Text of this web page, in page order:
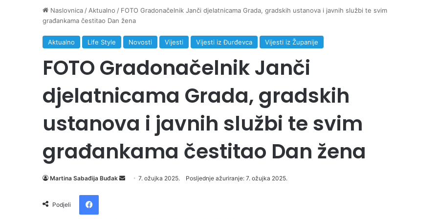
Naslovnica / Aktualno / FOTO Gradonačelnik Janči djelatnicama Grada, gradskih ustanova i javnih službi te svim
građankama čestitao Dan žena
Aktualno Life Style Novosti Vijesti Vijesti iz Đurđevca Vijesti iz Županije
FOTO Gradonačelnik Janči
djelatnicama Grada, gradskih
ustanova i javnih službi te svim
građankama čestitao Dan žena
Martina Sabađija Buđak 7. ožujka 2025. Posljednje ažuriranje: 7. ožujka 2025.
Podjeli